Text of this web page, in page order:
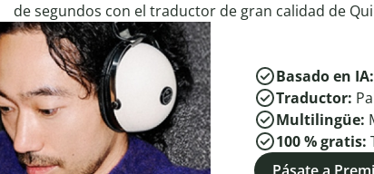
de segundos con el traductor de gran calidad de
Basado en IA:
Traductor:
Multilingüe:
100 % gratis:
Pásate a